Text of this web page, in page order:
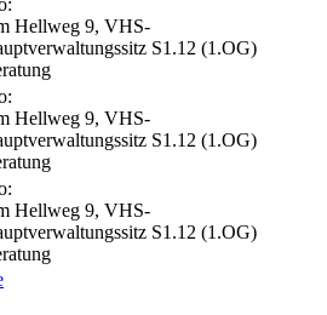
Hellweg 9, VHS-
S1.12 (1.OG)
Hellweg 9, VHS-
S1.12 (1.OG)
Hellweg 9, VHS-
S1.12 (1.OG)